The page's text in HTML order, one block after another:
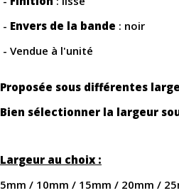
- Envers de la bande : noir
- Vendue à l'unité
Proposée sous différentes
Bien sélectionner la largeur
Largeur au choix :
5mm / 10mm / 15mm / 20mm /